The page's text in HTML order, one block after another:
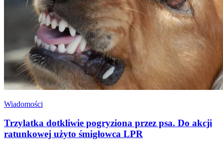
Wiadomości
Trzylatka dotkliwie pogryziona przez psa. Do akcji
ratunkowej użyto śmigłowca LPR